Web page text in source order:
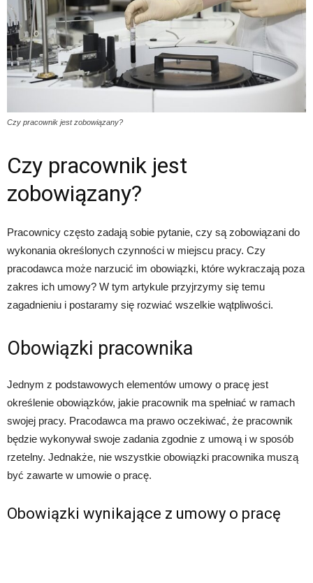
Czy pracownik jest zobowiązany?
Czy pracownik jest
zobowiązany?
Pracownicy często zadają sobie pytanie, czy są zobowiązani do
wykonania określonych czynności w miejscu pracy. Czy
pracodawca może narzucić im obowiązki, które wykraczają poza
zakres ich umowy? W tym artykule przyjrzymy się temu
zagadnieniu i postaramy się rozwiać wszelkie wątpliwości.
Obowiązki pracownika
Jednym z podstawowych elementów umowy o pracę jest
określenie obowiązków, jakie pracownik ma spełniać w ramach
swojej pracy. Pracodawca ma prawo oczekiwać, że pracownik
będzie wykonywał swoje zadania zgodnie z umową i w sposób
rzetelny. Jednakże, nie wszystkie obowiązki pracownika muszą
być zawarte w umowie o pracę.
Obowiązki wynikające z umowy o pracę